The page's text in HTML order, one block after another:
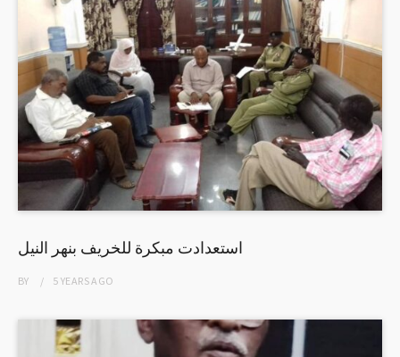
استعدادت مبكرة للخريف بنهر النيل
BY 5 YEARSAGO